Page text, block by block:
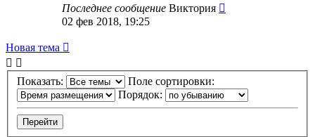
Последнее сообщение Виктория
02 фев 2018, 19:25
Новая тема
Показать:
Поле сортировки:
Порядок: